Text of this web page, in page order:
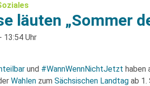
läuten „Sommer
- 13:54 Uhr
und #WannWennNichtJetzt haben
Wahlen zum Sächsischen Landtag ab 1.